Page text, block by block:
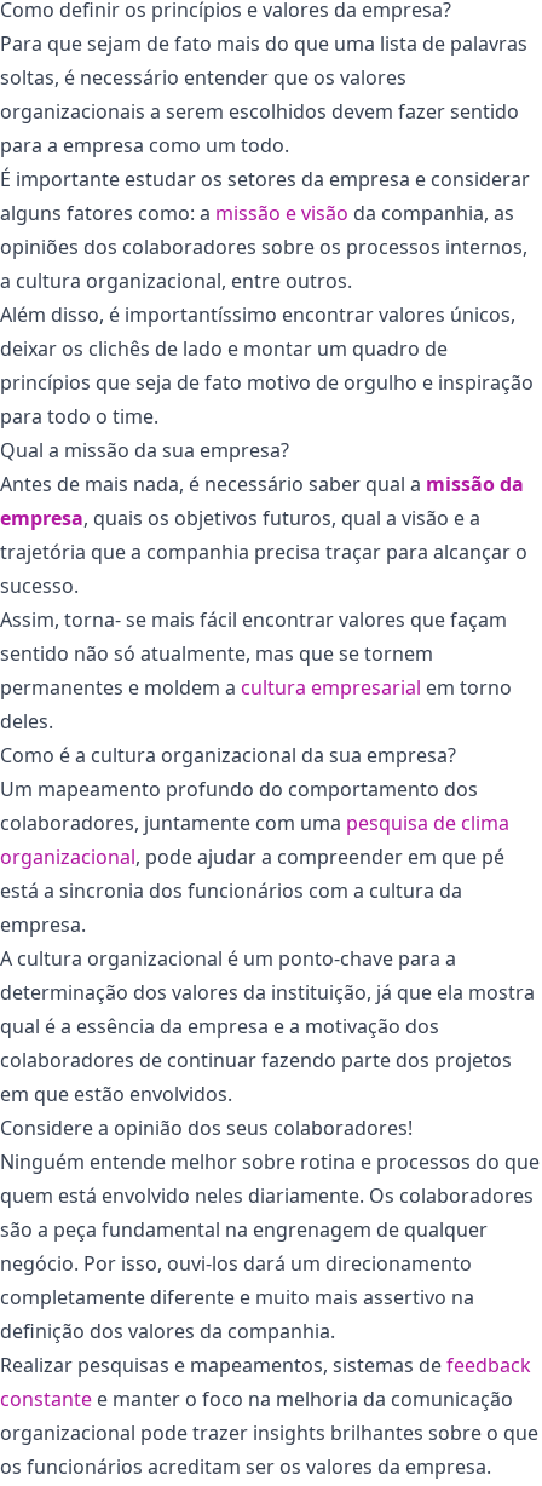
Como definir os princípios e valores da empresa?
Para que sejam de fato mais do que uma lista de palavras
soltas, é necessário entender que os valores
organizacionais a serem escolhidos devem fazer sentido
para a empresa como um todo.
É importante estudar os setores da empresa e considerar
alguns fatores como: a missão e visão da companhia, as
opiniões dos colaboradores sobre os processos internos,
a cultura organizacional, entre outros.
Além disso, é importantíssimo encontrar valores únicos,
deixar os clichês de lado e montar um quadro de
princípios que seja de fato motivo de orgulho e inspiração
para todo o time.
Qual a missão da sua empresa?
Antes de mais nada, é necessário saber qual a missão da
empresa, quais os objetivos futuros, qual a visão e a
trajetória que a companhia precisa traçar para alcançar o
sucesso.
Assim, torna- se mais fácil encontrar valores que façam
sentido não só atualmente, mas que se tornem
permanentes e moldem a cultura empresarial em torno
deles.
Como é a cultura organizacional da sua empresa?
Um mapeamento profundo do comportamento dos
colaboradores, juntamente com uma pesquisa de clima
organizacional, pode ajudar a compreender em que pé
está a sincronia dos funcionários com a cultura da
empresa.
A cultura organizacional é um ponto-chave para a
determinação dos valores da instituição, já que ela mostra
qual é a essência da empresa e a motivação dos
colaboradores de continuar fazendo parte dos projetos
em que estão envolvidos.
Considere a opinião dos seus colaboradores!
Ninguém entende melhor sobre rotina e processos do que
quem está envolvido neles diariamente. Os colaboradores
são a peça fundamental na engrenagem de qualquer
negócio. Por isso, ouvi-los dará um direcionamento
completamente diferente e muito mais assertivo na
definição dos valores da companhia.
Realizar pesquisas e mapeamentos, sistemas defeedback
constante e manter o foco na melhoria da comunicação
organizacional pode trazer insights brilhantes sobre o que
os funcionários acreditam ser os valores da empresa.